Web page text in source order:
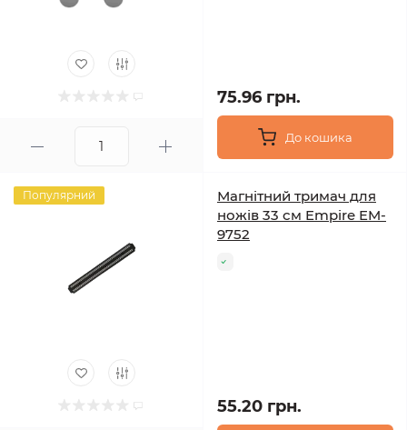
75.96 грн.
До кошика
Популярний
Магнітний тримач для
ножів 33 см Empire EM-
9752
55.20 грн.